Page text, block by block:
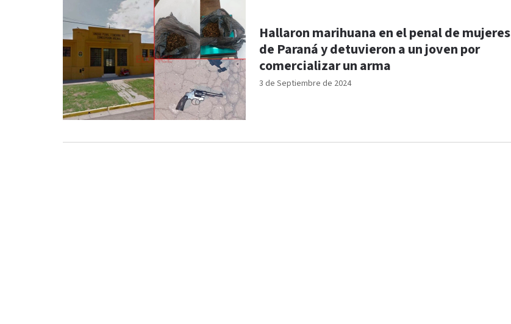
3 de Septiembre de 2024
Hallaron marihuana en el penal de mujeres
de Paraná y detuvieron a un joven por
comercializar un arma